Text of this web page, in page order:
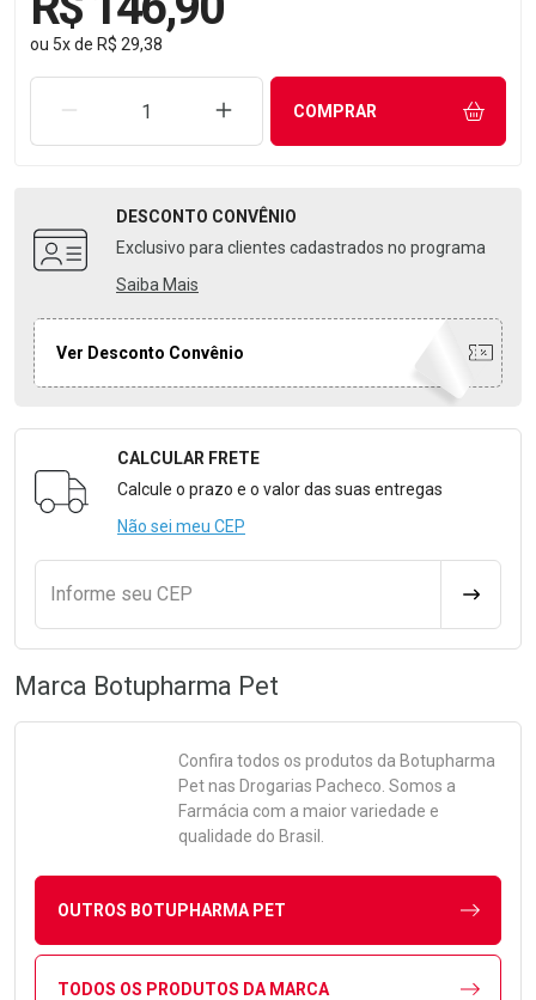
ou 5xde R$ 29,38
REMOVER UMA UNIDADEAUMENTAR UMA UNIDADE
COMPRAR
DESCONTO CONVÊNIO
Exclusivo para clientes cadastrados no programa
Saiba Mais
Ver Desconto Convênio
Formulário para Calcular o Frete
CALCULAR FRETE
Calcule o prazo e o valor das suas entregas
Não sei meu CEP
Informe seu CEP
Marca Botupharma Pet
Confira todos os produtos da Botupharma
Petnas Drogarias Pacheco. Somos a
Farmácia com a maior variedade e
qualidade do Brasil.
OUTROS BOTUPHARMA PET
TODOS OS PRODUTOS DA MARCA